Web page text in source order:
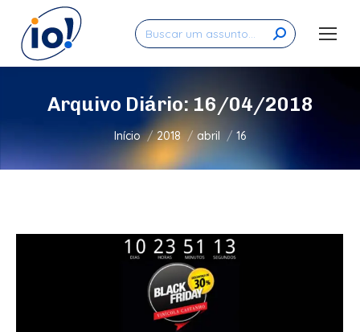
Search:
Arquivo Diário:16/04/2018
Você está aqui:
Início 2018 abril 16